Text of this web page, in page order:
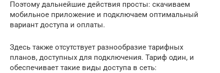
Поэтому дальнейшие действия просты: скачиваем
мобильное приложение и подключаем оптимальный
вариант доступа и оплаты.
Здесь также отсутствует разнообразие тарифных
планов, доступных для подключения. Тариф один, и
обеспечивает такие виды доступа в сеть: